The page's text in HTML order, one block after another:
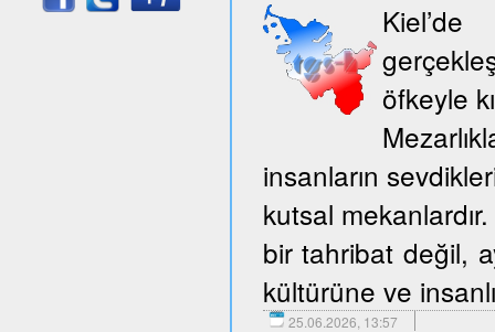
öfkeyle
insanların
kutsal
bir tahribat değil,
kültürüne ve
25.06.2026, 13:57